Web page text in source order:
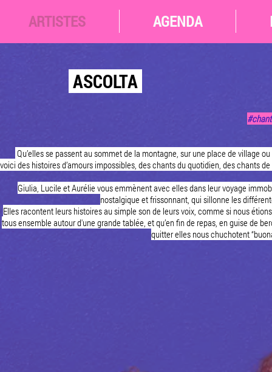
ARTISTES AGENDA
ASCOLTA
Qu’elles se passent au sommet de la montagne, sur une place de village
voici des histoires d’amours impossibles, des chants du quotidien, des chants
Giulia, Lucile et Aurélie vous emmènent avec elles dans leur voyage
nostalgique et frissonnant, qui sillonne les
Elles racontent leurs histoires au simple son de leurs voix, comme si nous
tous ensemble autour d'une grande tablée, et qu’en fin de repas, en guise de
quitter elles nous chuchotent